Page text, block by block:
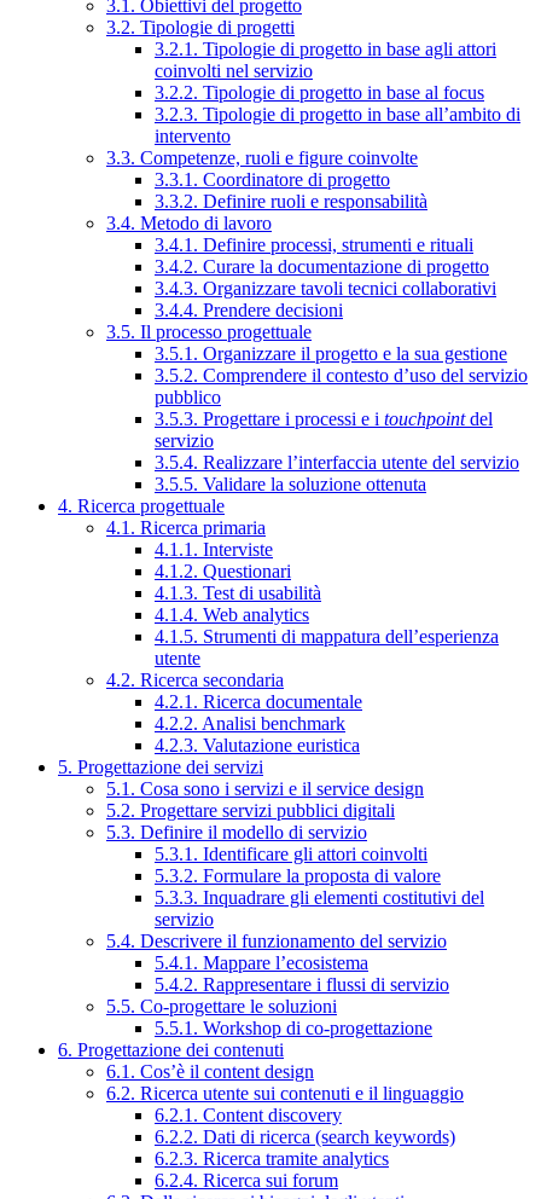
3.1. Obiettivi del progetto
3.2. Tipologie di progetti
3.2.1. Tipologie di progetto in base agli attori
coinvolti nel servizio
3.2.2. Tipologie di progetto in base al focus
3.2.3. Tipologie di progetto in base all’ambito di
intervento
3.3. Competenze, ruoli e figure coinvolte
3.3.1. Coordinatore di progetto
3.3.2. Definire ruoli e responsabilità
3.4. Metodo di lavoro
3.4.1. Definire processi, strumenti e rituali
3.4.2. Curare la documentazione di progetto
3.4.3. Organizzare tavoli tecnici collaborativi
3.4.4. Prendere decisioni
3.5. Il processo progettuale
3.5.1. Organizzare il progetto e la sua gestione
3.5.2. Comprendere il contesto d’uso del servizio
pubblico
3.5.3. Progettare i processi e i touchpointdel
servizio
3.5.4. Realizzare l’interfaccia utente del servizio
3.5.5. Validare la soluzione ottenuta
4. Ricerca progettuale
4.1. Ricerca primaria
4.1.1. Interviste
4.1.2. Questionari
4.1.3. Test di usabilità
4.1.4. Web analytics
4.1.5. Strumenti di mappatura dell’esperienza
utente
4.2. Ricerca secondaria
4.2.1. Ricerca documentale
4.2.2. Analisi benchmark
4.2.3. Valutazione euristica
5. Progettazione dei servizi
5.1. Cosa sono i servizi e il service design
5.2. Progettare servizi pubblici digitali
5.3. Definire il modello di servizio
5.3.1. Identificare gli attori coinvolti
5.3.2. Formulare la proposta di valore
5.3.3. Inquadrare gli elementi costitutivi del
servizio
5.4. Descrivere il funzionamento del servizio
5.4.1. Mappare l’ecosistema
5.4.2. Rappresentare i flussi di servizio
5.5. Co-progettare le soluzioni
5.5.1. Workshop di co-progettazione
6. Progettazione dei contenuti
6.1. Cos’è il content design
6.2. Ricerca utente sui contenuti e il linguaggio
6.2.1. Content discovery
6.2.2. Dati di ricerca (search keywords)
6.2.3. Ricerca tramite analytics
6.2.4. Ricerca sui forum